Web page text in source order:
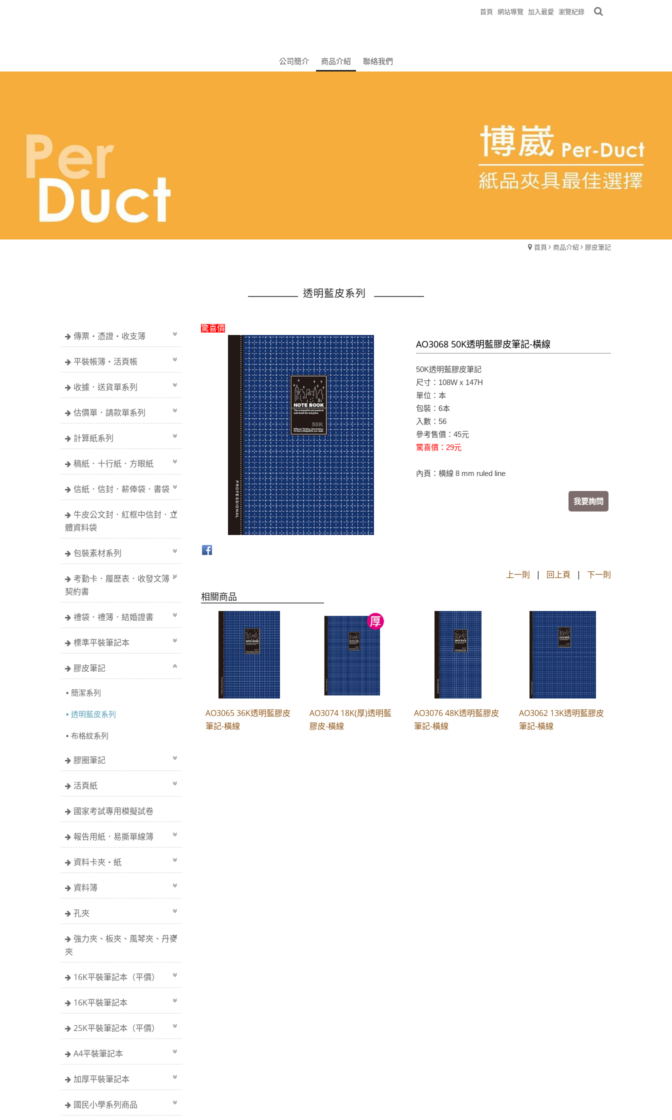
首頁 網站導覽 加入最愛 瀏覽紀錄
公司簡介 商品介紹 聯絡我們
首頁 商品介紹 膠皮筆記
透明藍皮系列
傳票・憑證・收支簿
平裝帳簿・活頁帳
收據．送貨單系列
估價單．請款單系列
計算紙系列
稿紙．十行紙．方眼紙
信紙．信封．薪俸袋．書袋
牛皮公文封．紅框中信封．立
體資料袋
包裝素材系列
考勤卡．履歷表．收發文簿．
契約書
禮袋．禮簿．結婚證書
標準平裝筆記本
膠皮筆記
簡潔系列
透明藍皮系列
布格紋系列
膠圈筆記
活頁紙
國家考試專用模擬試卷
報告用紙．易撕單線簿
資料卡夾・紙
資料簿
孔夾
強力夾、板夾、風琴夾、丹麥
夾
16K平裝筆記本（平價）
16K平裝筆記本
25K平裝筆記本（平價）
A4平裝筆記本
加厚平裝筆記本
國民小學系列商品
驚喜價
AO3068 50K透明藍膠皮筆記-橫線
50K透明藍膠皮筆記
尺寸：108W x 147H
單位：本
包裝：6本
入數：56
參考售價：45元
驚喜價：29元
內頁：橫線 8 mm ruled line
我要詢問
上一則 | 回上頁 | 下一則
相關商品
AO3065 36K透明藍膠皮
筆記-橫線
AO3074 18K(厚)透明藍
膠皮-橫線
AO3076 48K透明藍膠皮
筆記-橫線
AO3062 13K透明藍膠皮
筆記-橫線